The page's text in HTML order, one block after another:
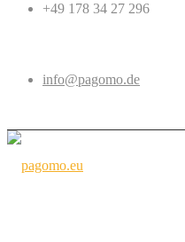
+49 178 34 27 296
info@pagomo.de